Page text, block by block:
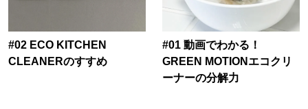
#02 ECO KITCHEN
CLEANERのすすめ
#01 動画でわかる！
GREEN MOTIONエコクリ
ーナーの分解力